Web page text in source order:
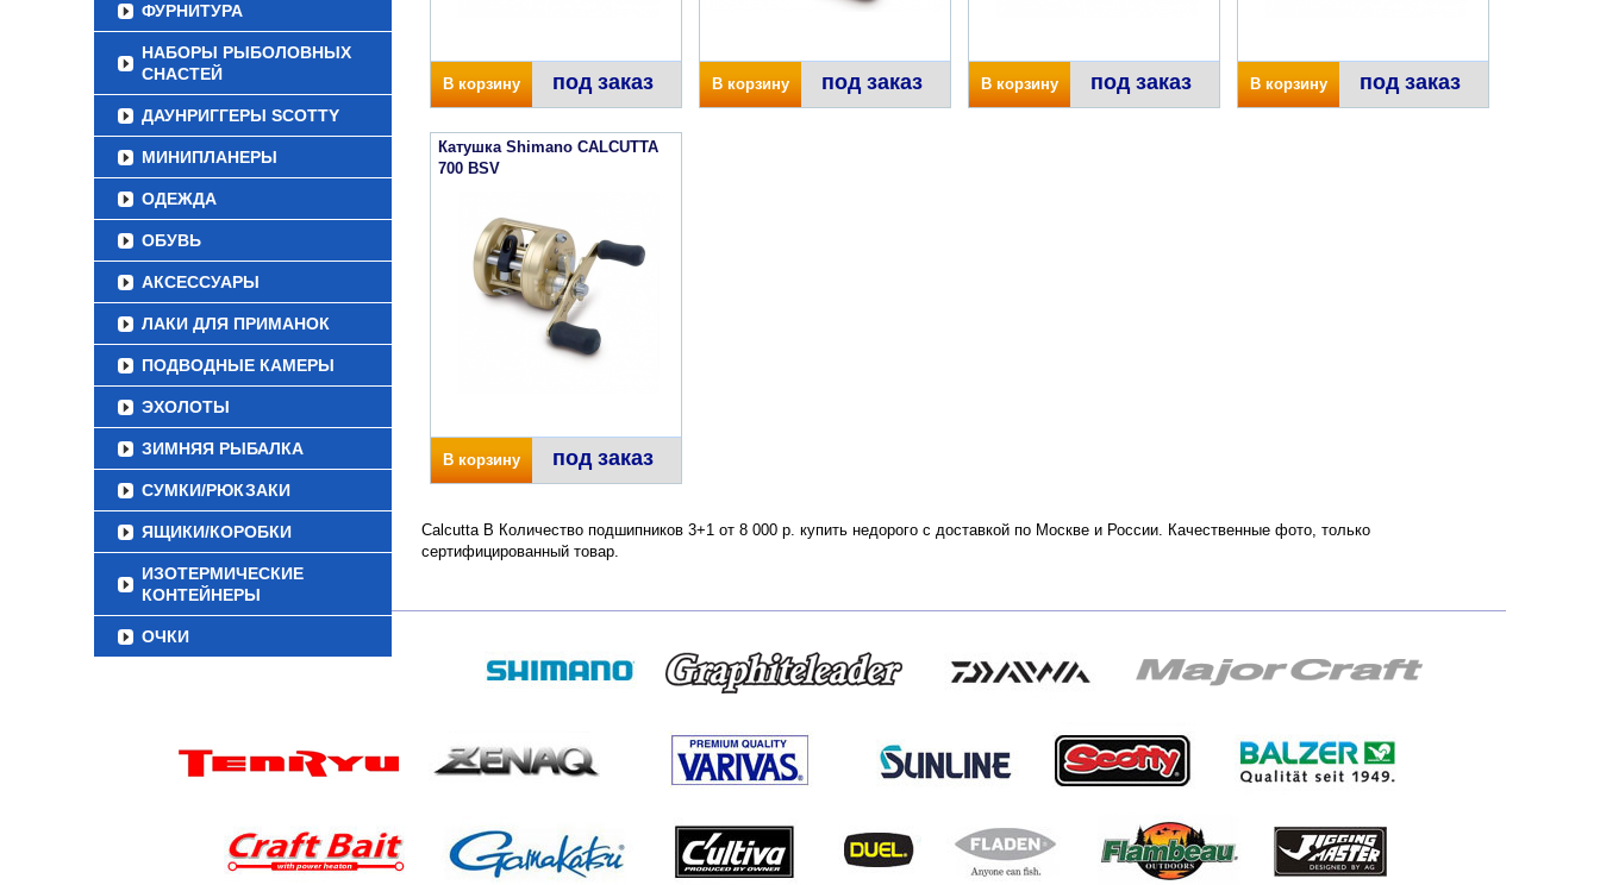
ФУРНИТУРА
НАБОРЫ РЫБОЛОВНЫХ
СНАСТЕЙ
ДАУНРИГГЕРЫ SCOTTY
МИНИПЛАНЕРЫ
ОДЕЖДА
ОБУВЬ
АКСЕССУАРЫ
ЛАКИ ДЛЯ ПРИМАНОК
ПОДВОДНЫЕ КАМЕРЫ
ЭХОЛОТЫ
ЗИМНЯЯ РЫБАЛКА
СУМКИ/РЮКЗАКИ
ЯЩИКИ/КОРОБКИ
ИЗОТЕРМИЧЕСКИЕ
КОНТЕЙНЕРЫ
ОЧКИ
В корзину под заказ В корзину под заказ В корзину под заказ В корзину под заказ
Катушка Shimano CALCUTTA
700 BSV
В корзину под заказ
Calcutta B Количество подшипников 3+1 от 8 000 р. купить недорого с доставкой по Москве и России. Качественные фото, только
сертифицированный товар.